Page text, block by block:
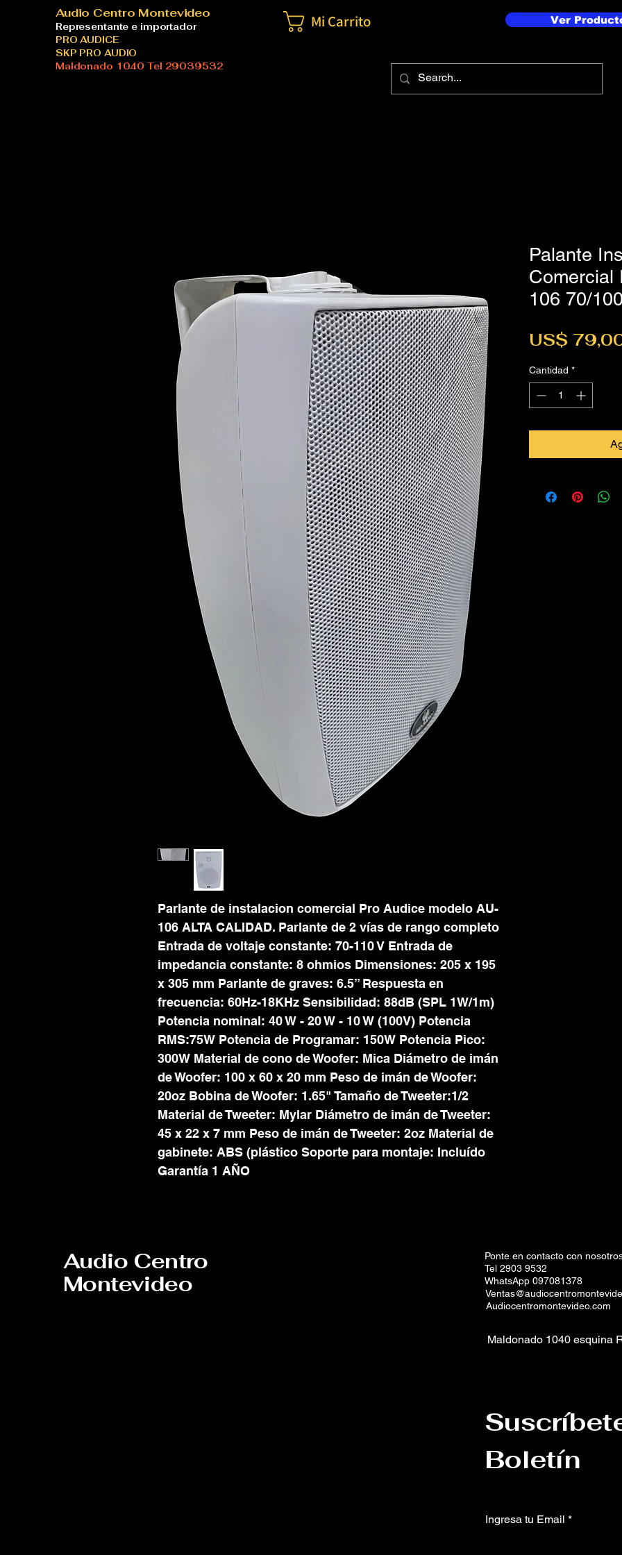
Audio Centro Montevideo
Representante e importador
PRO AUDICE
SKP PRO AUDIO
Maldonado 1040 Tel 29039532
Mi Carrito Ver
Parlante de instalacion comercial Pro Audice modelo AU-
106 ALTA CALIDAD. Parlante de 2 vías de rango completo
Entrada de voltaje constante: 70-110 V Entrada de
impedancia constante: 8 ohmios Dimensiones: 205 x 195
x 305 mm Parlante de graves: 6.5” Respuesta en
frecuencia: 60Hz-18KHz Sensibilidad: 88dB (SPL 1W/1m)
Potencia nominal: 40 W - 20 W - 10 W (100V) Potencia
RMS:75W Potencia de Programar: 150W Potencia Pico:
300W Material de cono de Woofer: Mica Diámetro de imán
de Woofer: 100 x 60 x 20 mm Peso de imán de Woofer:
20oz Bobina de Woofer: 1.65" Tamaño de Tweeter:1/2
Material de Tweeter: Mylar Diámetro de imán de Tweeter:
45 x 22 x 7 mm Peso de imán de Tweeter: 2oz Material de
gabinete: ABS (plástico Soporte para montaje: Incluído
Garantía 1 AÑO
Palante
Comercial
106 70/
US$
Cantidad *
Audio Centro
Montevideo
Ponte en contacto con
Tel 2903 9532
WhatsApp 097081378
Audiocentromontevideo.com
Maldonado 1040 esquina
Boletín
Ingresa tu Email